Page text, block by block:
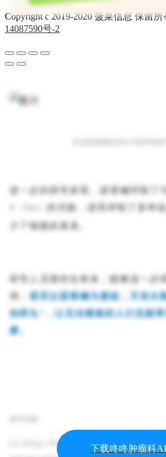
进一步的研究发现，甜菜碱抑制了
的功能，进而抑制了多种
少了细胞的衰老。
研究人员期待在将来，能够进一步
用。甚至以甜菜碱为基础，开发出
动药丸 ”，让无法锻炼的人们也能
康。
[1]. Geng L, Ping J, Wu R, et al. Systematic
Copyright c 2019-2020 菠菜信息 保留所
14087590号-2
下载咚咚肿瘤科